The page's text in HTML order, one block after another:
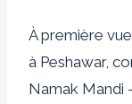
À première
à Peshawar,
Namak Mandi